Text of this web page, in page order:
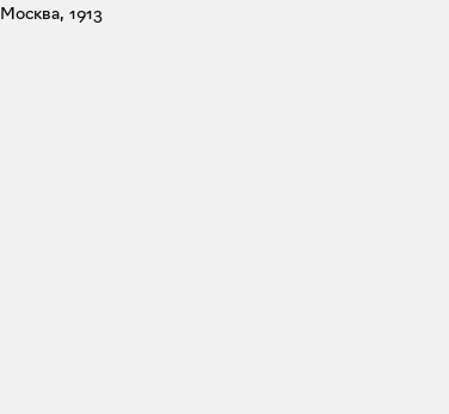
Москва, 1913